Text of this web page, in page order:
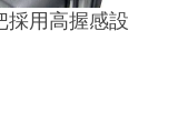
採用高握感設